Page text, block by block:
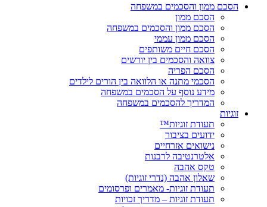
הסכם ממון והסכמים במשפחה
הסכם ממון
הסכם ממון והסכמים במשפחה
הסכם ממון עממי
הסכם חיים משותפים
צוואה והסכמים בין יורשים
הסכם הפריה
הסכמי מתנה או הלוואה בין הורים לילדים
מידע נוסף על הסכמים במשפחה
המדריך להסכמים במשפחה
זוגיות
תעודת זוגיות™
ידועים בציבור
נישואים אזרחיים
אלטרנטיבה לרבנות
טקס אהבה
שאלון אהבה (נדרי זוגיות)
תעודת זוגיות- מאמרים ופרסומים
תעודת זוגיות – מדריך זכויות